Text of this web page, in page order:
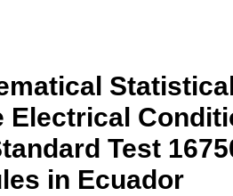
Electrical
Test
in Ecuador